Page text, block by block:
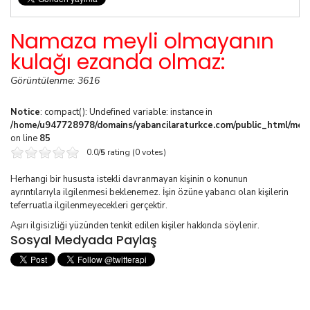
Namaza meyli olmayanın
kulağı ezanda olmaz:
Görüntülenme: 3616
Notice: compact(): Undefined variable: instance in
/home/u947728978/domains/yabancilaraturkce.com/public_html/
on line 85
0.0/5 rating (0 votes)
Herhangi bir hususta istekli davranmayan kişinin o konunun
ayrıntılarıyla ilgilenmesi beklenemez. İşin özüne yabancı olan kişilerin
teferruatla ilgilenmeyecekleri gerçektir.
Aşırı ilgisizliği yüzünden tenkit edilen kişiler hakkında söylenir.
Sosyal Medyada Paylaş